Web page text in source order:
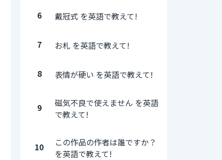
6 戴冠式 を英語で教えて!
7 お札 を英語で教えて!
8 表情が硬い を英語で教えて!
9
磁気不良で使えません を英語
で教えて!
10
この作品の作者は誰ですか？
を英語で教えて!